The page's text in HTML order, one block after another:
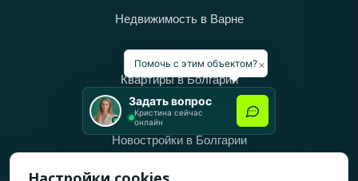
Недвижимость в Варне
Категории
Квартиры в Болгарии
Дома в Болгарии
Новостройки в Болгарии
Вторичное жильё в Болгарии
×
Помочь с этим объектом?
Задать вопрос
Кристина сейчас
онлайн